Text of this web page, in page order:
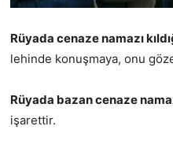
Rüyada cenaze namazı
lehinde konuşmaya, onu
Rüyada bazan cenaze
işarettir.